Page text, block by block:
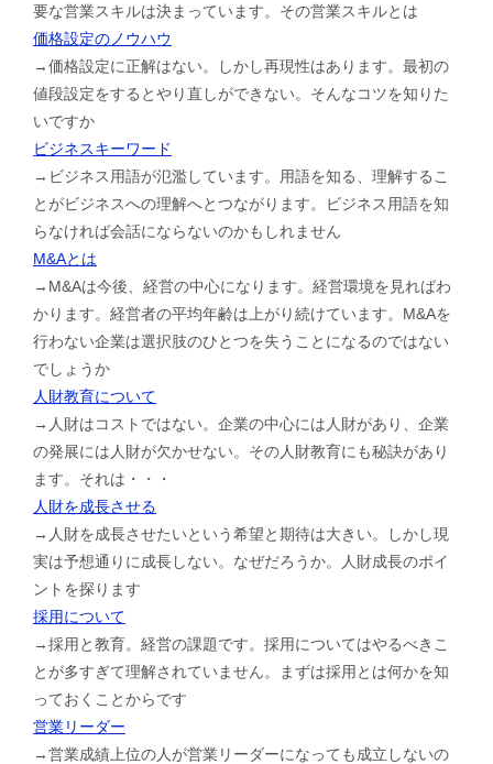
要な営業スキルは決まっています。その営業スキルとは
価格設定のノウハウ
→価格設定に正解はない。しかし再現性はあります。最初の
値段設定をするとやり直しができない。そんなコツを知りた
いですか
ビジネスキーワード
→ビジネス用語が氾濫しています。用語を知る、理解するこ
とがビジネスへの理解へとつながります。ビジネス用語を知
らなければ会話にならないのかもしれません
M&Aとは
→M&Aは今後、経営の中心になります。経営環境を見ればわ
かります。経営者の平均年齢は上がり続けています。M&Aを
行わない企業は選択肢のひとつを失うことになるのではない
でしょうか
人財教育について
→人財はコストではない。企業の中心には人財があり、企業
の発展には人財が欠かせない。その人財教育にも秘訣があり
ます。それは・・・
人財を成長させる
→人財を成長させたいという希望と期待は大きい。しかし現
実は予想通りに成長しない。なぜだろうか。人財成長のポイ
ントを探ります
採用について
→採用と教育。経営の課題です。採用についてはやるべきこ
とが多すぎて理解されていません。まずは採用とは何かを知
っておくことからです
営業リーダー
→営業成績上位の人が営業リーダーになっても成立しないの